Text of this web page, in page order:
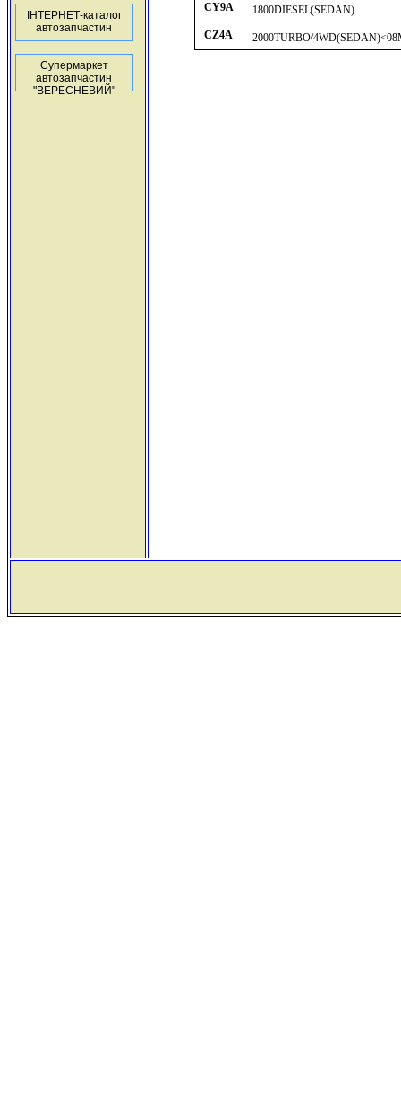
ІНТЕРНЕТ-каталог
автозапчастин
Супермаркет
автозапчастин
"ВЕРЕСНЕВИЙ"
CY9A
1800DIESEL(SEDAN)
CZ4A
2000TURBO/